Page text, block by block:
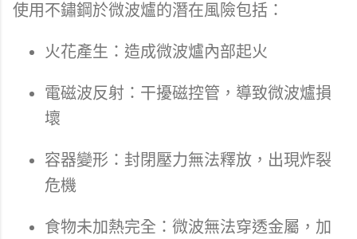
使用不鏽鋼於微波爐的潛在風險包括：
火花產生：造成微波爐內部起火
電磁波反射：干擾磁控管，導致微波爐損
壞
容器變形：封閉壓力無法釋放，出現炸裂
危機
食物未加熱完全：微波無法穿透金屬，加